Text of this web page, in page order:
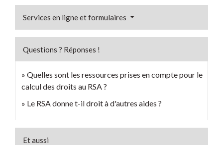
Services en ligne et formulaires
Questions ? Réponses !
Quelles sont les ressources prises en compte pour le
calcul des droits au RSA ?
Le RSA donne t-il droit à d'autres aides ?
Et aussi